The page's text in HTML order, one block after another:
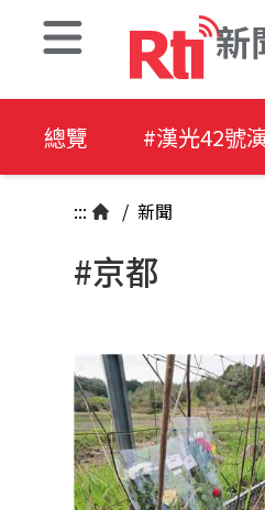
新
總覽 #漢光42號
::: / 新聞
#京都